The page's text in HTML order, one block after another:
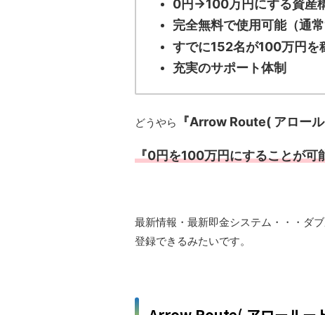
0円→100万円にする資産
完全無料で使用可能（通
すでに152名が100万円を
充実のサポート体制
どうやら 『Arrow Route( アロール
『0円を100万円にすることが可
最新情報・最新即金システム・・・ダ
登録できるみたいです。